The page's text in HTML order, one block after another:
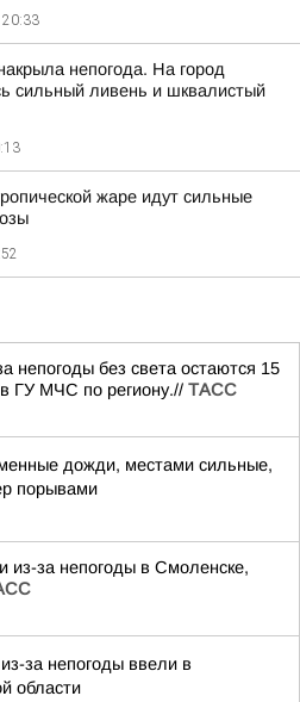
20:33
непогода. На город
сильный ливень и шквалистый
жаре идут сильные
непогоды без света остаются 15
ГУ МЧС по региону.// ТАСС
дожди, местами сильные,
порывами
из-за непогоды в Смоленске,
за непогоды ввели в
области